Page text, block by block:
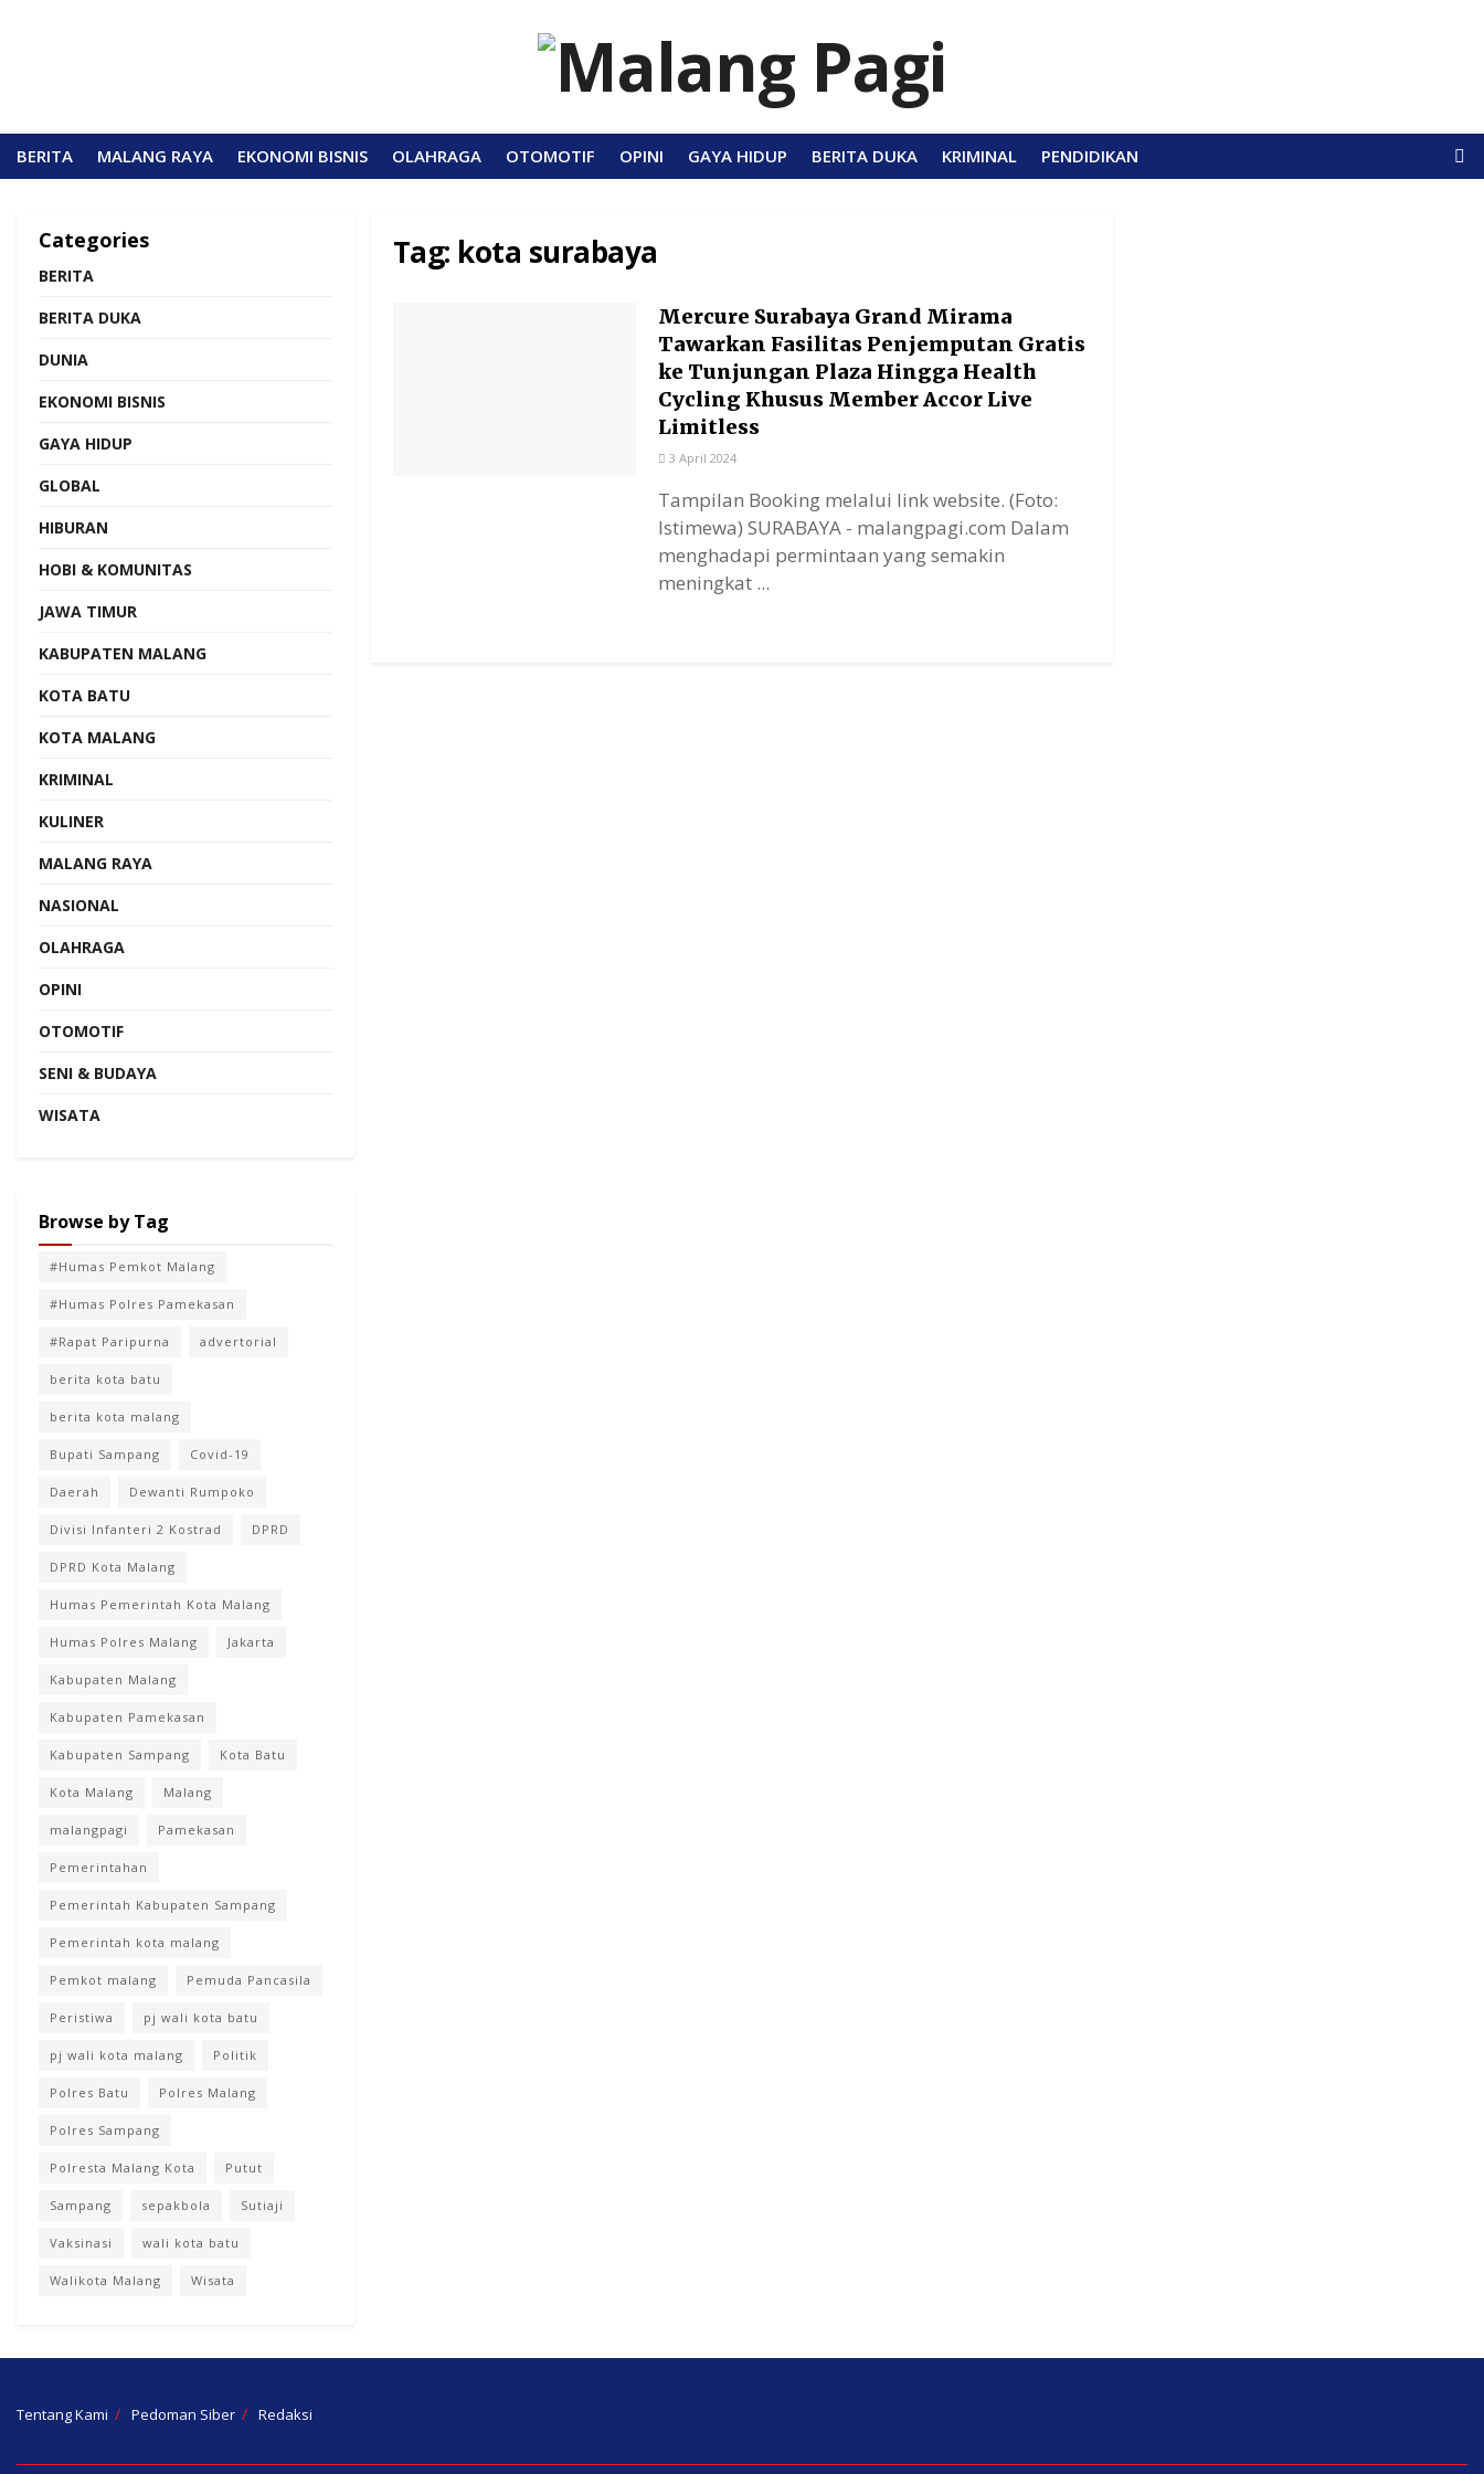
BERITA MALANG RAYA EKONOMI BISNIS OLAHRAGA OTOMOTIF OPINI GAYA HIDUP BERITA DUKA KRIMINAL PENDIDIKAN
Tag: kota surabaya
Mercure Surabaya Grand Mirama
Tawarkan Fasilitas Penjemputan Gratis
ke Tunjungan Plaza Hingga Health
Cycling Khusus Member Accor Live
Limitless
3 April 2024
Tampilan Booking melalui link website. (Foto:
Istimewa) SURABAYA - malangpagi.com Dalam
menghadapi permintaan yang semakin
meningkat ...
Categories
BERITA
BERITA DUKA
DUNIA
EKONOMI BISNIS
GAYA HIDUP
GLOBAL
HIBURAN
HOBI & KOMUNITAS
JAWA TIMUR
KABUPATEN MALANG
KOTA BATU
KOTA MALANG
KRIMINAL
KULINER
MALANG RAYA
NASIONAL
OLAHRAGA
OPINI
OTOMOTIF
SENI & BUDAYA
WISATA
Browse by Tag
#Humas Pemkot Malang
#Humas Polres Pamekasan
#Rapat Paripurna advertorial
berita kota batu
berita kota malang
Bupati Sampang Covid-19
Daerah Dewanti Rumpoko
Divisi Infanteri 2 Kostrad DPRD
DPRD Kota Malang
Humas Pemerintah Kota Malang
Humas Polres Malang Jakarta
Kabupaten Malang
Kabupaten Pamekasan
Kabupaten Sampang Kota Batu
Kota Malang Malang
malangpagi Pamekasan
Pemerintahan
Pemerintah Kabupaten Sampang
Pemerintah kota malang
Pemkot malang Pemuda Pancasila
Peristiwa pj wali kota batu
pj wali kota malang Politik
Polres Batu Polres Malang
Polres Sampang
Polresta Malang Kota Putut
Sampang sepakbola Sutiaji
Vaksinasi wali kota batu
Walikota Malang Wisata
Tentang Kami Pedoman Siber Redaksi